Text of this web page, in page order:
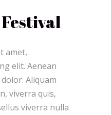
amet,
elit. Aenean
Aliquam
viverra quis,
viverra nulla